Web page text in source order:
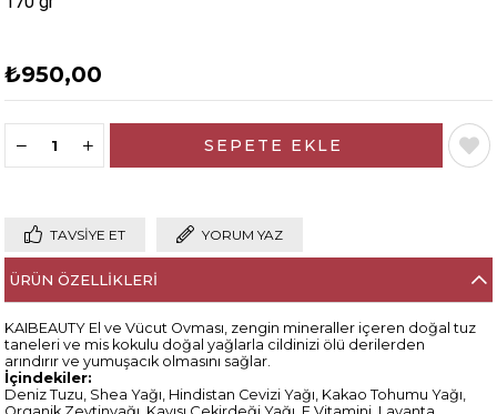
₺950,00
TAVSIYE ET YORUM YAZ
ÜRÜN ÖZELLIKLERI
KAIBEAUTY El ve Vücut Ovması, zengin mineraller içeren doğal tuz
taneleri ve mis kokulu doğal yağlarla cildinizi ölü derilerden
arındırır ve yumuşacık olmasını sağlar.
İçindekiler:
Deniz Tuzu, Shea Yağı, Hindistan Cevizi Yağı, Kakao Tohumu Yağı,